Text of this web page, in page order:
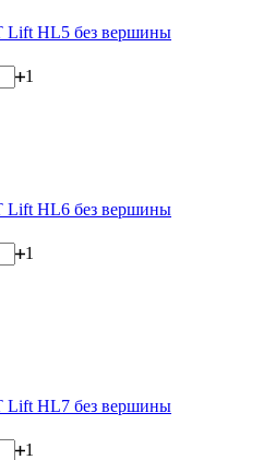
Lift HL5 без вершины
1
Lift HL6 без вершины
1
Lift HL7 без вершины
1